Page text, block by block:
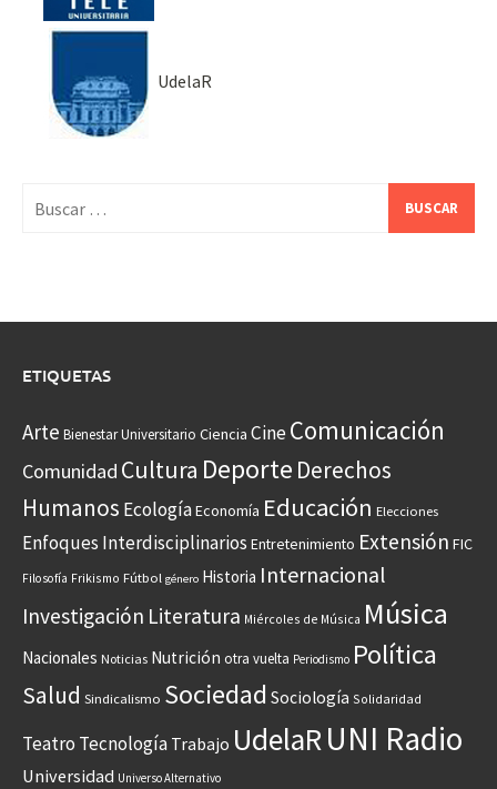
UdelaR
ETIQUETAS
Arte Bienestar Universitario Ciencia CineComunicación
Comunidad Cultura Deporte Derechos
Humanos EcologíaEconomía Educación Elecciones
Enfoques Interdisciplinarios Entretenimiento Extensión FIC
Filosofía Frikismo Fútbol género Historia Internacional
Investigación Literatura Miércoles de Música Música
Nacionales Noticias Nutrición otra vuelta Periodismo Política
Salud Sindicalismo Sociedad Sociología Solidaridad
Teatro Tecnología Trabajo UdelaRUNI Radio
Universidad Universo Alternativo